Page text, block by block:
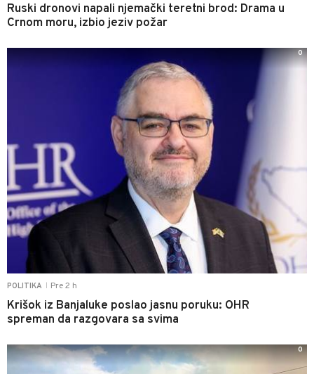
Ruski dronovi napali njemački teretni brod: Drama u
Crnom moru, izbio jeziv požar
POLITIKA Pre 2 h
Krišok iz Banjaluke poslao jasnu poruku: OHR
spreman da razgovara sa svima
0
0